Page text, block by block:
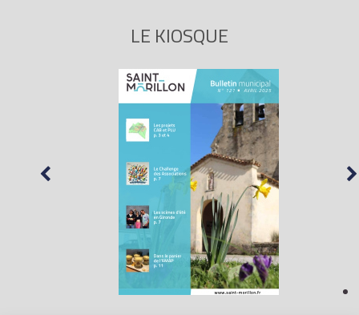
LE KIOSQUE